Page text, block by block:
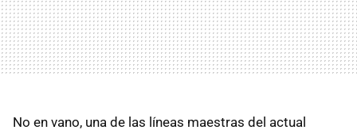
No en vano, una de las líneas maestras del actual